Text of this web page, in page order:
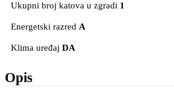
Ukupni broj katova u zgradi 1
Energetski razred A
Klima uređaj DA
Opis